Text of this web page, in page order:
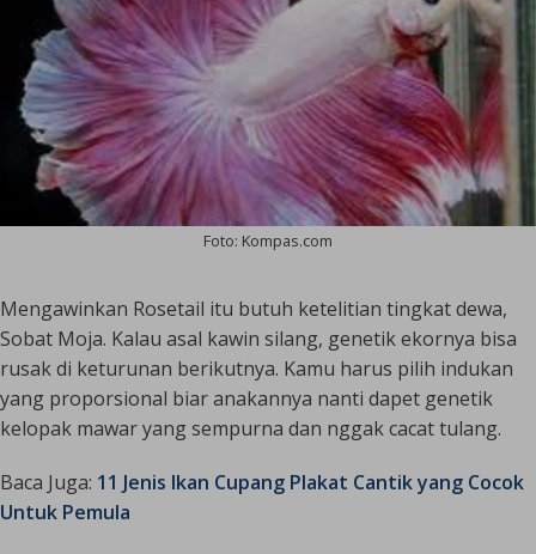
Foto: Kompas.com
Mengawinkan Rosetail itu butuh ketelitian tingkat dewa,
Sobat Moja. Kalau asal kawin silang, genetik ekornya bisa
rusak di keturunan berikutnya. Kamu harus pilih indukan
yang proporsional biar anakannya nanti dapet genetik
kelopak mawar yang sempurna dan nggak cacat tulang.
Baca Juga: 11 Jenis Ikan Cupang Plakat Cantik yang Cocok
Untuk Pemula